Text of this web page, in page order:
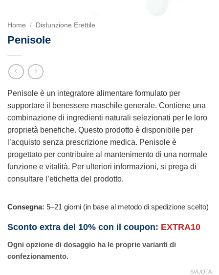
Home / Disfunzione Erettile
Penisole
Penisole è un integratore alimentare formulato per
supportare il benessere maschile generale. Contiene una
combinazione di ingredienti naturali selezionati per le loro
proprietà benefiche. Questo prodotto è disponibile per
l’acquisto senza prescrizione medica. Penisole è
progettato per contribuire al mantenimento di una normale
funzione e vitalità. Per ulteriori informazioni, si prega di
consultare l’etichetta del prodotto.
Consegna: 5–21 giorni (in base al metodo di spedizione scelto)
Sconto extra del 10% con il coupon: EXTRA10
Ogni opzione di dosaggio ha le proprie varianti di
confezionamento.
SVUOTA